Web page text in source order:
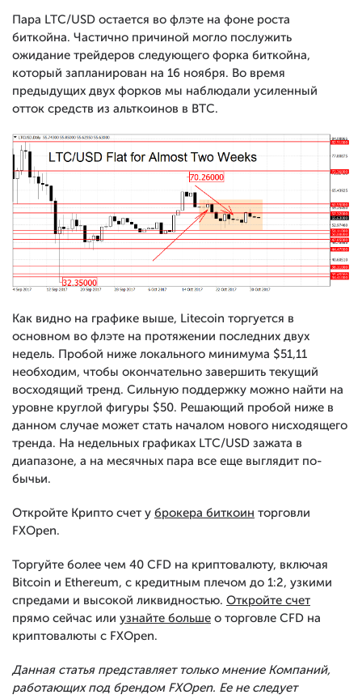
Пара LTC/USD остается во флэте на фоне роста
биткойна. Частично причиной могло послужить
ожидание трейдеров следующего форка биткойна,
который запланирован на 16 ноября. Во время
предыдущих двух форков мы наблюдали усиленный
отток средств из альткоинов в BTC.
Как видно на графике выше, Litecoin торгуется в
основном во флэте на протяжении последних двух
недель. Пробой ниже локального минимума $51,11
необходим, чтобы окончательно завершить текущий
восходящий тренд. Сильную поддержку можно найти на
уровне круглой фигуры $50. Решающий пробой ниже в
данном случае может стать началом нового нисходящего
тренда. На недельных графиках LTC/USD зажата в
диапазоне, а на месячных пара все еще выглядит по-
бычьи.
Откройте Крипто счет у брокера биткоин торговли
FXOpen.
Торгуйте более чем 40 CFD на криптовалюту, включая
Bitcoin и Ethereum, с кредитным плечом до 1:2, узкими
спредами и высокой ликвидностью. Откройте счет
прямо сейчас или узнайте больше о торговле CFD на
криптовалюты с FXOpen.
Данная статья представляет только мнение Компаний,
работающих под брендом FXOpen. Ее не следует